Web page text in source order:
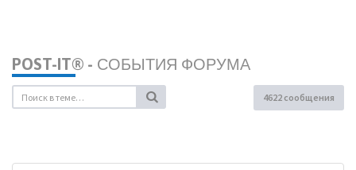
POST-IT® - СОБЫТИЯ ФОРУМА
4622 сообщения